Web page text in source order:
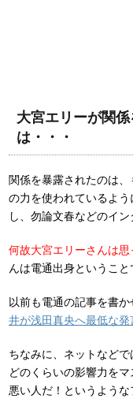
大宮エリーが関
は・・・
関係を暴露されたのは
の力を使われているよう
し、勿論文春などのイ
何故大宮エリーさんは
んは電通出身ということ
以前も電通の記事を書
井が浅田真央へ最低な
ちなみに、ネットなど
どのくらいの影響力を
悪い人だ！というような